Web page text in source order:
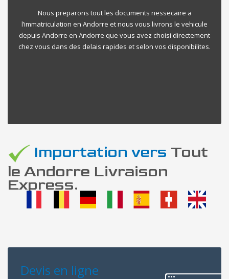
Nous preparons tout les documents nessecaire a
l’immatriculation en Andorre et nous vous livrons le vehicule
depuis Andorre en Andorre que vous avez choisi directement
chez vous dans des delais rapides et selon vos disponibilites.
Importation vers Tout
le Andorre Livraison
Express.
Devis en ligne